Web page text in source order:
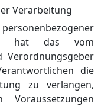
Verarbeitung
hat das vom
Verordnungsgeber
die
zu verlangen,